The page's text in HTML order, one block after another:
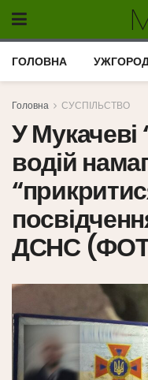
ГОЛОВНА
Головна СУСПІЛЬСТВО
У Мукачеві
водій
ДСНС